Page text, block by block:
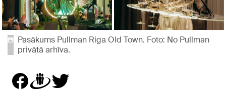
Pasākums Pullman Riga Old Town. Foto: No Pullman
privātā arhīva.